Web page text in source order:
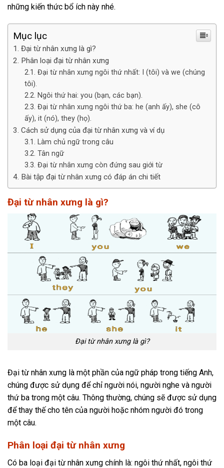
những kiến thức bổ ích này nhé.
Mục lục
Đại từ nhân xưng là gì?
Phân loại đại từ nhân xưng
Đại từ nhân xưng ngôi thứ nhất: I (tôi) và we (chúng
tôi).
Ngôi thứ hai: you (bạn, các bạn).
Đại từ nhân xưng ngôi thứ ba: he (anh ấy), she (cô
ấy), it (nó), they (họ).
Cách sử dụng của đại từ nhân xưng và ví dụ
Làm chủ ngữ trong câu
Tân ngữ
Đại từ nhân xưng còn đứng sau giới từ
Bài tập đại từ nhân xưng có đáp án chi tiết
Đại từ nhân xưng là gì?
Đại từ nhân xưng là gì?
Đại từ nhân xưng là một phần của ngữ pháp trong tiếng Anh,
chúng được sử dụng để chỉ người nói, người nghe và người
thứ ba trong một câu. Thông thường, chúng sẽ được sử dụng
để thay thế cho tên của người hoặc nhóm người đó trong
một câu.
Phân loại đại từ nhân xưng
Có ba loại đại từ nhân xưng chính là: ngôi thứ nhất, ngôi thứ